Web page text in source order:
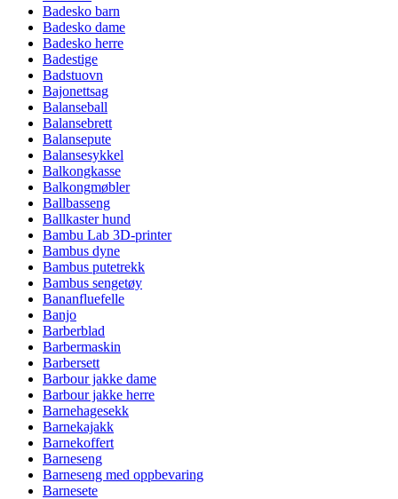
Badesko barn
Badesko dame
Badesko herre
Badestige
Badstuovn
Bajonettsag
Balanseball
Balansebrett
Balansepute
Balansesykkel
Balkongkasse
Balkongmøbler
Ballbasseng
Ballkaster hund
Bambu Lab 3D-printer
Bambus dyne
Bambus putetrekk
Bambus sengetøy
Bananfluefelle
Banjo
Barberblad
Barbermaskin
Barbersett
Barbour jakke dame
Barbour jakke herre
Barnehagesekk
Barnekajakk
Barnekoffert
Barneseng
Barneseng med oppbevaring
Barnesete